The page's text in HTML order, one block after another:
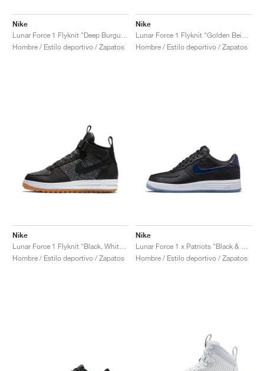
Nike
Hombre / Estilo deportivo / Zapatos
Nike
Hombre / Estilo deportivo / Zapatos
Nike
Hombre / Estilo deportivo / Zapatos
Nike
Hombre / Estilo deportivo / Zapatos